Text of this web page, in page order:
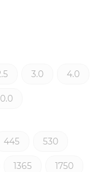
3.0 4.0
445 530
1365 1750